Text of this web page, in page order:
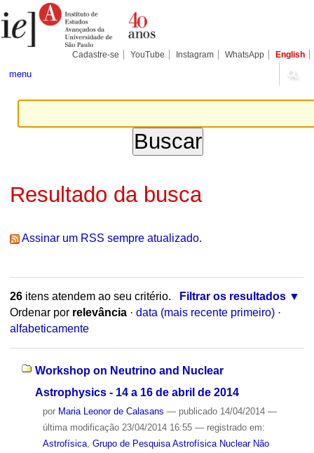
para
conteúdo.
Pessoais
Cadastre-se YouTube Instagram WhatsApp English
menu
Resultado da busca
Assinar um RSS sempre atualizado.
26itens atendem ao seu critério.
Filtrar os resultados
Ordenar por relevância · data (mais recente primeiro) ·
alfabeticamente
Workshop on Neutrino and Nuclear
Astrophysics - 14 a 16 de abril de 2014
por Maria Leonor de Calasans — publicado14/04/2014 —
última modificação23/04/2014 16:55 — registrado em:
Astrofísica, Grupo de Pesquisa Astrofísica Nuclear Não